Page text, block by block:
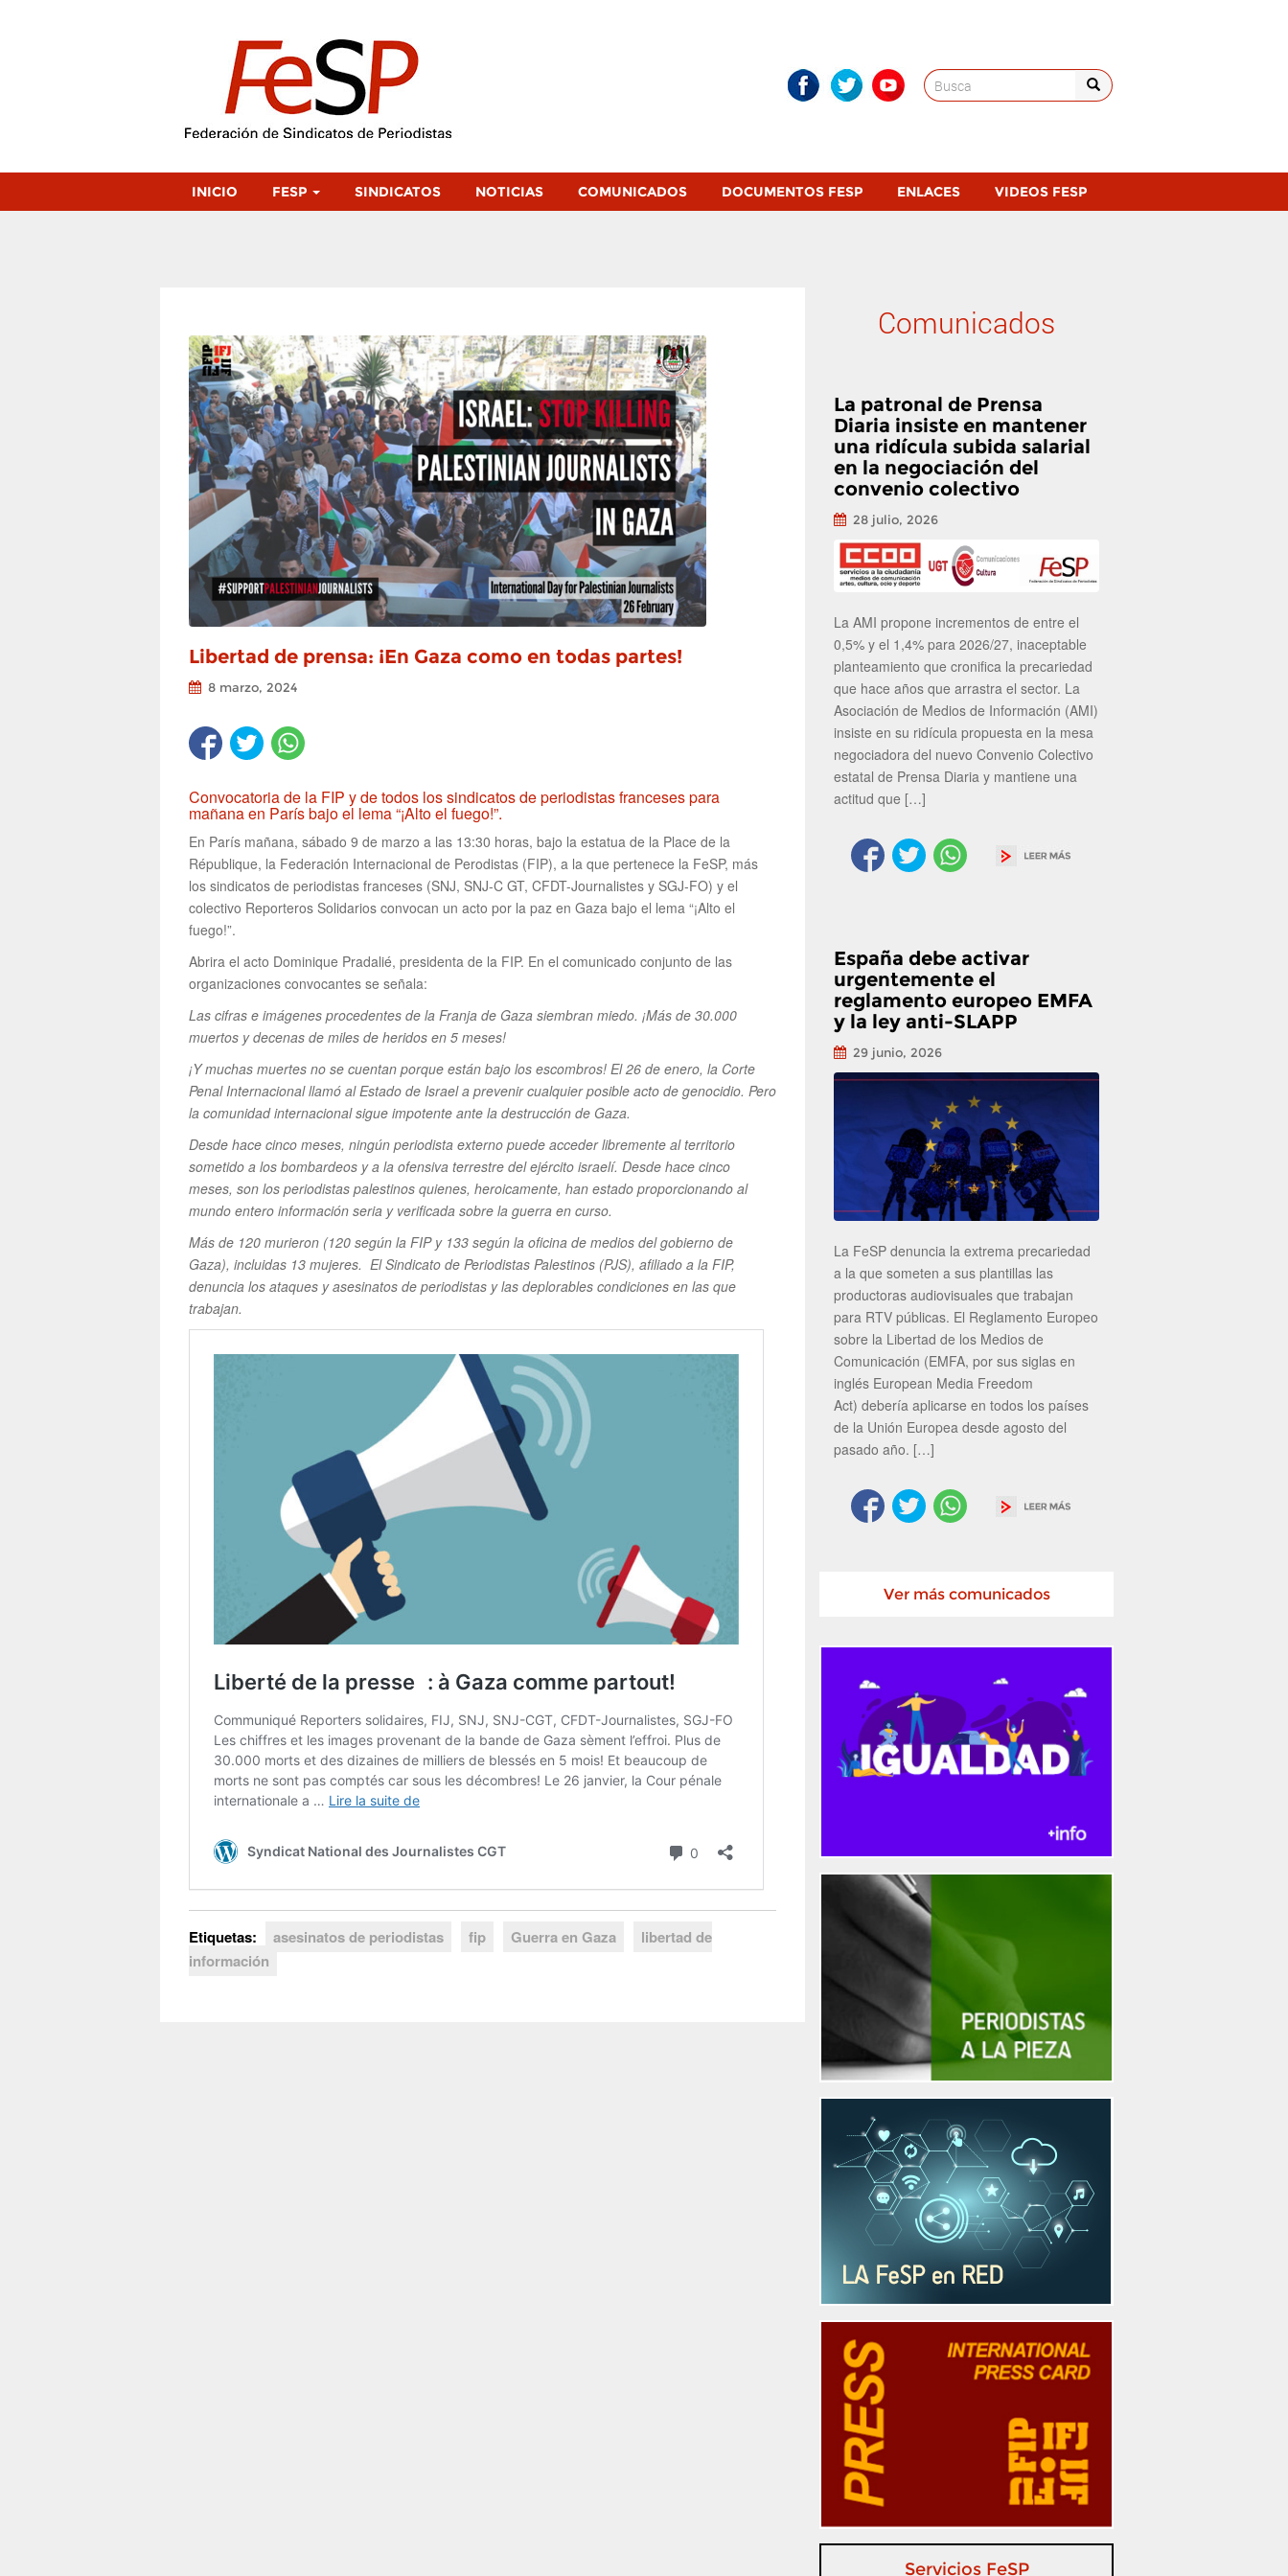
Search
for:
INICIO FESP SINDICATOS NOTICIAS COMUNICADOS DOCUMENTOS FESP ENLACES VIDEOS FESP
Libertad de prensa: ¡En Gaza como en todas partes!
8 marzo, 2024
Convocatoria de la FIP y de todos los sindicatos de periodistas franceses para
mañana en París bajo el lema “¡Alto el fuego!”.
En París mañana, sábado 9 de marzo a las 13:30 horas, bajo la estatua de la Place de la
République, la Federación Internacional de Perodistas (FIP), a la que pertenece la FeSP, más
los sindicatos de periodistas franceses (SNJ, SNJ-C GT, CFDT-Journalistes y SGJ-FO) y el
colectivo Reporteros Solidarios convocan un acto por la paz en Gaza bajo el lema “¡Alto el
fuego!”.
Abrira el acto Dominique Pradalié, presidenta de la FIP. En el comunicado conjunto de las
organizaciones convocantes se señala:
Las cifras e imágenes procedentes de la Franja de Gaza siembran miedo. ¡Más de 30.000
muertos y decenas de miles de heridos en 5 meses!
¡Y muchas muertes no se cuentan porque están bajo los escombros! El 26 de enero, la Corte
Penal Internacional llamó al Estado de Israel a prevenir cualquier posible acto de genocidio. Pero
la comunidad internacional sigue impotente ante la destrucción de Gaza.
Desde hace cinco meses, ningún periodista externo puede acceder libremente al territorio
sometido a los bombardeos y a la ofensiva terrestre del ejército israelí. Desde hace cinco
meses, son los periodistas palestinos quienes, heroicamente, han estado proporcionando al
mundo entero información seria y verificada sobre la guerra en curso.
Más de 120 murieron (120 según la FIP y 133 según la oficina de medios del gobierno de
Gaza), incluidas 13 mujeres. El Sindicato de Periodistas Palestinos (PJS), afiliado a la FIP,
denuncia los ataques y asesinatos de periodistas y las deplorables condiciones en las que
trabajan.
Etiquetas: asesinatos de periodistas fip Guerra en Gaza
libertad de
información
Comunicados
La patronal de Prensa
Diaria insiste en mantener
una ridícula subida salarial
en la negociación del
convenio colectivo
28 julio, 2026
La AMI propone incrementos de entre el
0,5% y el 1,4% para 2026/27, inaceptable
planteamiento que cronifica la precariedad
que hace años que arrastra el sector. La
Asociación de Medios de Información (AMI)
insiste en su ridícula propuesta en la mesa
negociadora del nuevo Convenio Colectivo
estatal de Prensa Diaria y mantiene una
actitud que […]
España debe activar
urgentemente el
reglamento europeo EMFA
y la ley anti-SLAPP
29 junio, 2026
La FeSP denuncia la extrema precariedad
a la que someten a sus plantillas las
productoras audiovisuales que trabajan
para RTV públicas. El Reglamento Europeo
sobre la Libertad de los Medios de
Comunicación (EMFA, por sus siglas en
inglés European Media Freedom
Act) debería aplicarse en todos los países
de la Unión Europea desde agosto del
pasado año. […]
Ver más comunicados
Servicios FeSP